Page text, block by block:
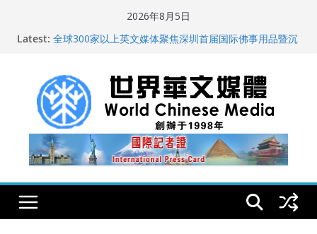
2026年8月5日
Latest: 烈讨论
世界华文大众传播媒体协会公开声明
从一杯沉香叶茶到一缕海南天香：加拿大茶艺师邓岚月
海南沉香文化考察纪行
全球新闻业正面临“代际脱钩”